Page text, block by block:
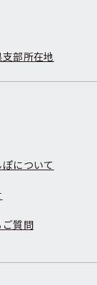
部所在地
について
ご質問